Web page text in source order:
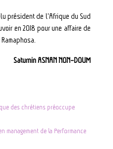
président de l’Afrique du Sud
en 2018 pour une affaire de
Saturnin ASNAN NON-DOUM
des chrétiens préoccupe
management de la Performance